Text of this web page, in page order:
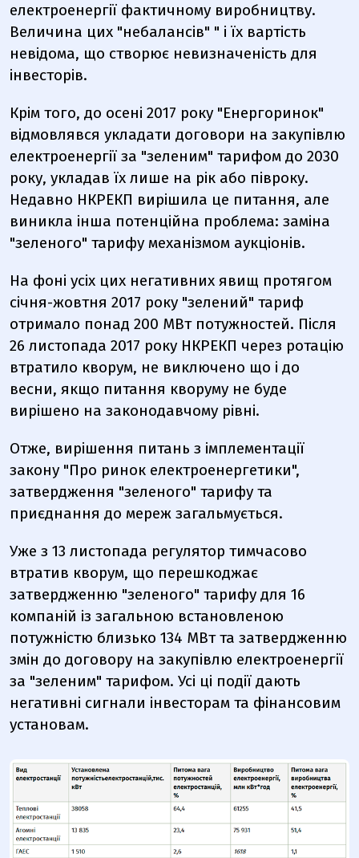
електроенергії фактичному виробництву.
Величина цих "небалансів" " і їх вартість
невідома, що створює невизначеність для
інвесторів.
Крім того, до осені 2017 року "Енергоринок"
відмовлявся укладати договори на закупівлю
електроенергії за "зеленим" тарифом до 2030
року, укладав їх лише на рік або півроку.
Недавно НКРЕКП вирішила це питання, але
виникла інша потенційна проблема: заміна
"зеленого" тарифу механізмом аукціонів.
На фоні усіх цих негативних явищ протягом
січня-жовтня 2017 року "зелений" тариф
отримало понад 200 МВт потужностей. Після
26 листопада 2017 року НКРЕКП через ротацію
втратило кворум, не виключено що і до
весни, якщо питання кворуму не буде
вирішено на законодавчому рівні.
Отже, вирішення питань з імплементації
закону "Про ринок електроенергетики",
затвердження "зеленого" тарифу та
приєднання до мереж загальмується.
Уже з 13 листопада регулятор тимчасово
втратив кворум, що перешкоджає
затвердженню "зеленого" тарифу для 16
компаній із загальною встановленою
потужністю близько 134 МВт та затвердженню
змін до договору на закупівлю електроенергії
за "зеленим" тарифом. Усі ці події дають
негативні сигнали інвесторам та фінансовим
установам.